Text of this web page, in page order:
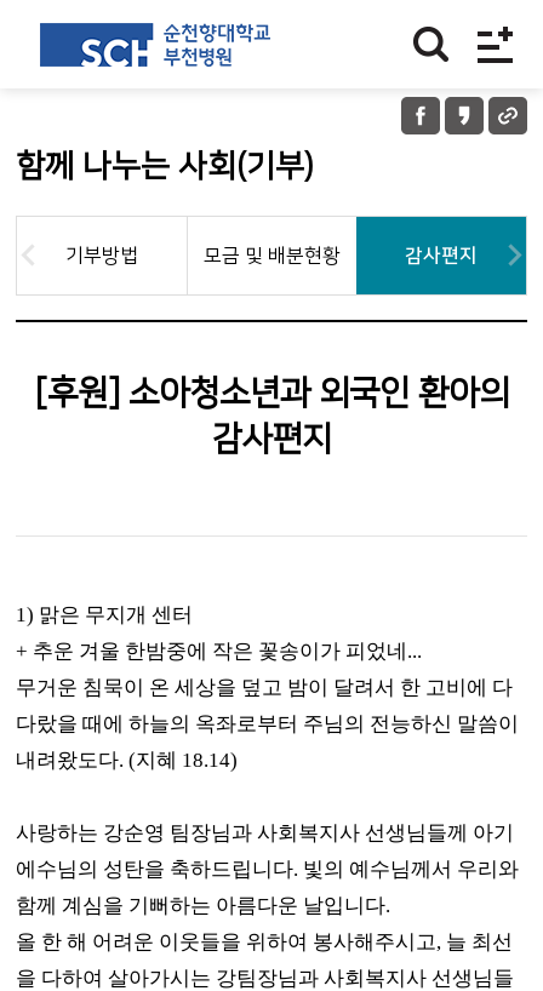
함께 나누는 사회(기부)
기부방법 모금 및 배분현황 감사편지
[후원] 소아청소년과 외국인 환아의
감사편지
1) 맑은 무지개 센터
+ 추운 겨울 한밤중에 작은 꽃송이가 피었네 ...
무거운 침묵이 온 세상을 덮고 밤이 달려서 한 고비에 다
다랐을 때에 하늘의 옥좌로부터 주님의 전능하신 말씀이
내려왔도다. (지혜 18.14)
사랑하는 강순영 팀장님과 사회복지사 선생님들께 아기
에수님의 성탄을 축하드립니다. 빛의 예수님께서 우리와
함께 계심을 기뻐하는 아름다운 날입니다.
올 한 해 어려운 이웃들을 위하여 봉사해주시고, 늘 최선
을 다하여 살아가시는 강팀장님과 사회복지사 선생님들